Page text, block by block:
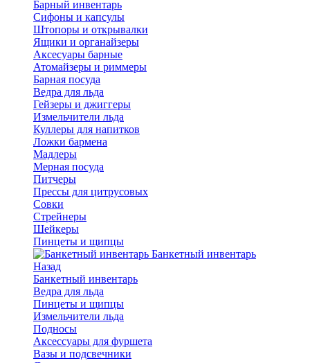
Барный инвентарь
Сифоны и капсулы
Штопоры и открывалки
Ящики и органайзеры
Аксесуары барные
Атомайзеры и риммеры
Барная посуда
Ведра для льда
Гейзеры и джиггеры
Измельчители льда
Куллеры для напитков
Ложки бармена
Мадлеры
Мерная посуда
Питчеры
Прессы для цитрусовых
Совки
Стрейнеры
Шейкеры
Пинцеты и щипцы
Банкетный инвентарь
Назад
Банкетный инвентарь
Ведра для льда
Пинцеты и щипцы
Измельчители льда
Подносы
Аксессуары для фуршета
Вазы и подсвечники